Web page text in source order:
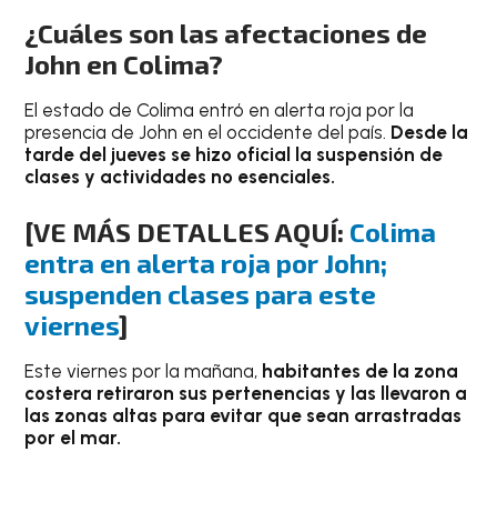
¿Cuáles son las afectaciones de
John en Colima?
El estado de Colima entró en alerta roja por la
presencia de John en el occidente del país. Desde la
tarde del jueves se hizo oficial la suspensión de
clases y actividades no esenciales.
[VE MÁS DETALLES AQUÍ: Colima
entra en alerta roja por John;
suspenden clases para este
viernes]
Este viernes por la mañana, habitantes de la zona
costera retiraron sus pertenencias y las llevaron a
las zonas altas para evitar que sean arrastradas
por el mar.